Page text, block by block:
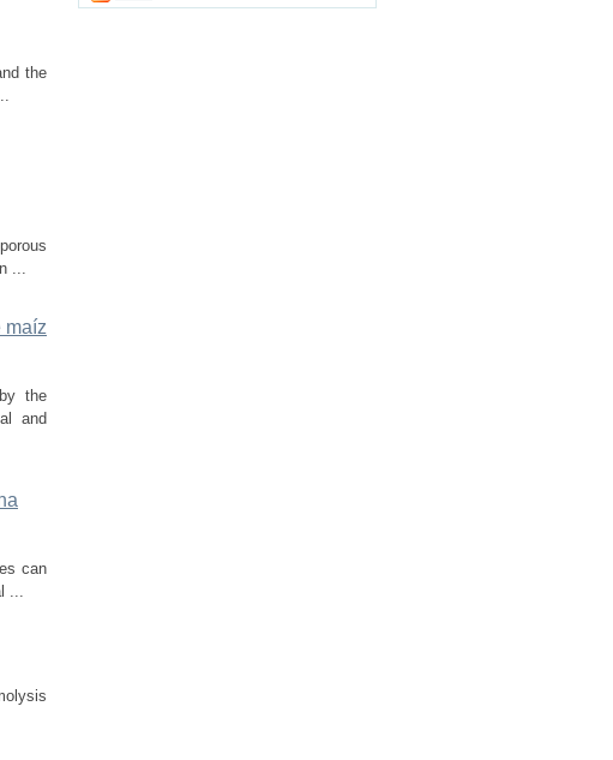
the
...
maíz
the
and
can
...